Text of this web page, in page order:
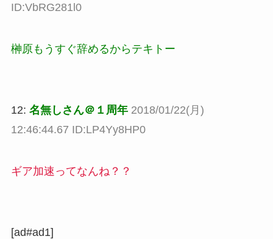
ID:VbRG281l0
榊原もうすぐ辞めるからテキトー
12: 名無しさん＠１周年 2018/01/22(月)
12:46:44.67 ID:LP4Yy8HP0
ギア加速ってなんね？？
[ad#ad1]